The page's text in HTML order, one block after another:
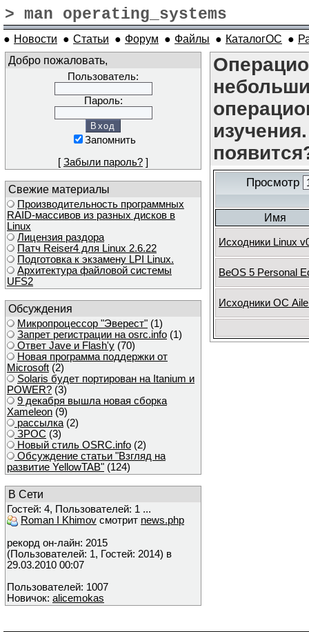
> man operating_systems
● Новости ● Статьи ● Форум ● Файлы ● КаталогОС ●
Добро пожаловать,
Пользователь:
Пароль:
Запомнить
[ Забыли пароль? ]
Свежие материалы
Производительность программных
RAID-массивов из разных дисков в
Linux
Лицензия раздора
Патч Reiser4 для Linux 2.6.22
Подготовка к экзамену LPI Linux.
Архитектура файловой системы
UFS2
Обсуждения
Микропроцессор "Эверест" (1)
Запрет регистрации на osrc.info (1)
Ответ Javе и Flash'у (70)
Новая программа поддержки от
Microsoft (2)
Solaris будет портирован на Itanium и
POWER? (3)
9 декабря вышла новая сборка
Xameleon (9)
рассылка (2)
ЗРОС (3)
Новый стиль OSRC.info (2)
Обсуждение статьи "Взгляд на
развитие YellowTAB" (124)
В Сети
Гостей: 4, Пользователей: 1 ...
Roman I Khimov смотрит news.php
рекорд он-лайн: 2015
(Пользователей: 1, Гостей: 2014) в
29.03.2010 00:07
Пользователей: 1007
Новичок: alicemokas
Просмотр
Имя
Исходники Linux
BeOS 5 Personal
Исходники ОС